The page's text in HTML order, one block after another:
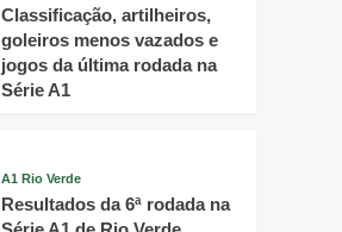
Classificação, artilheiros,
goleiros menos vazados e
jogos da última rodada na
Série A1
A1 Rio Verde
Resultados da 6ª rodada na